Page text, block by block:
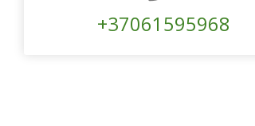
+37061595968